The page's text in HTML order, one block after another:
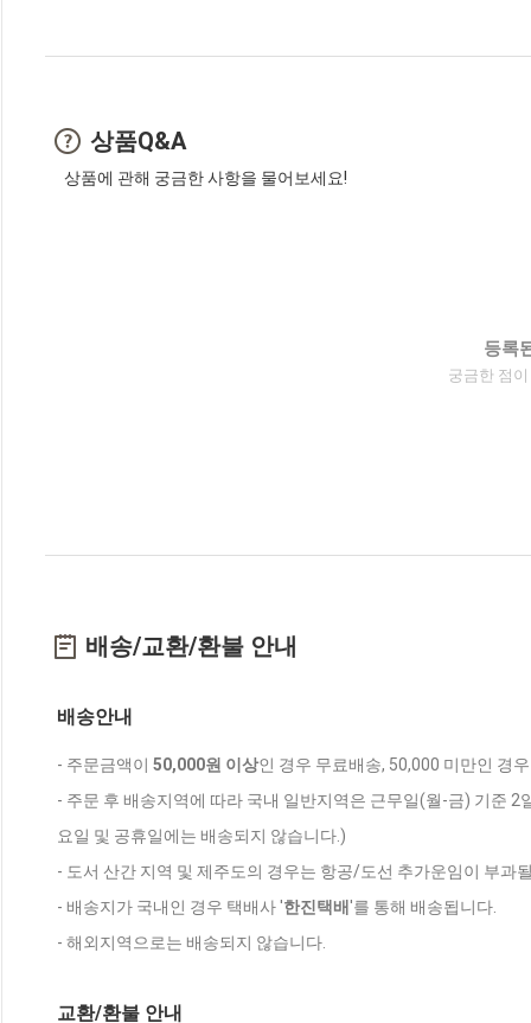
상품Q&A
상품에 관해 궁금한 사항을 물어보세요!
등록
궁금한 점
배송/교환/환불 안내
배송안내
- 주문금액이 50,000원 이상인 경우 무료배송, 50,000 미만인 경
- 주문 후 배송지역에 따라 국내 일반지역은 근무일(월-금) 기준
요일 및 공휴일에는 배송되지 않습니다.)
- 도서 산간 지역 및 제주도의 경우는 항공/도선 추가운임이 부과
- 배송지가 국내인 경우 택배사 '한진택배'를 통해 배송됩니다.
- 해외지역으로는 배송되지 않습니다.
교환/환불 안내